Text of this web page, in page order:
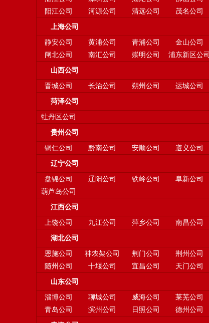
阳江公司
河源公司 清远公司 茂名公司
上海公司
静安公司 黄浦公司 青浦公司 金山公司
闸北公司
南汇公司 崇明公司 浦东新区公司
山西公司
晋城公司 长治公司 朔州公司 运城公司
菏泽公司
牡丹区公司
贵州公司
铜仁公司 黔南公司 安顺公司 遵义公司
辽宁公司
盘锦公司 辽阳公司 铁岭公司 阜新公司
葫芦岛公司
江西公司
上饶公司 九江公司 萍乡公司 南昌公司
湖北公司
恩施公司 神农架公司 荆门公司 荆州公司
随州公司
十堰公司 宜昌公司 天门公司
山东公司
淄博公司 聊城公司 威海公司 莱芜公司
青岛公司
滨州公司 日照公司 德州公司